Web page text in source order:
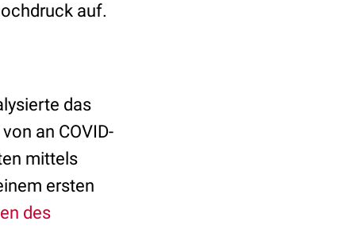
auf.
das
an COVID-
mittels
ersten
des